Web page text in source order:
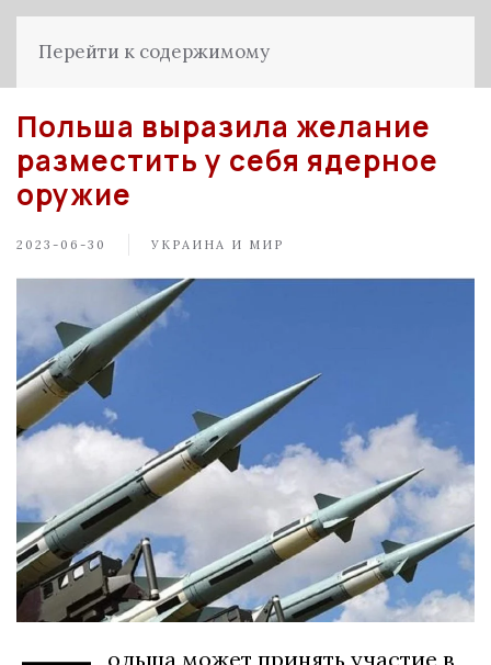
Перейти к содержимому
Польша выразила желание
разместить у себя ядерное
оружие
2023-06-30 УКРАИНА И МИР
ольша может принять участие в